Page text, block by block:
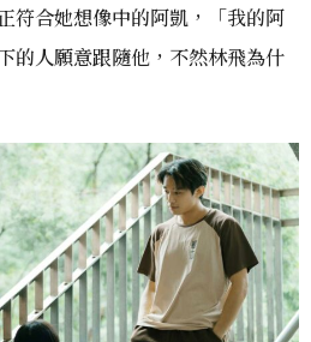
符合她想像中的阿凱，「我的阿
的人願意跟隨他，不然林飛為什